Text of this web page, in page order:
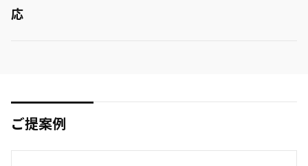
応
ご提案例